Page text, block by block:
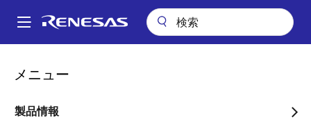
ン
Main
メニュー
製品情報
パ
ン
産業機器へのリチウムイオン電池導入を加速するマイコン内蔵の大電
産業機器へのリチウムイオ